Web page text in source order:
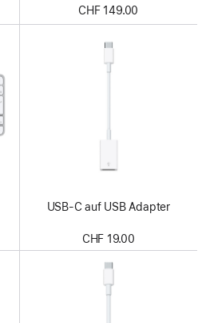
CHF 149.00
USB‑C auf USB Adapter
CHF 19.00